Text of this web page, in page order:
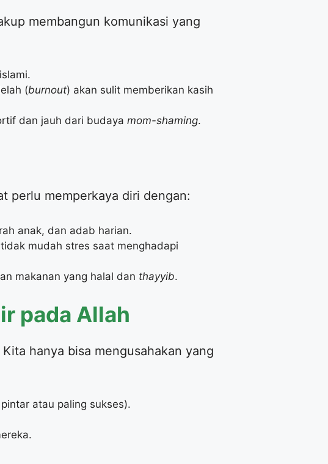
membangun komunikasi yang
(burnout) akan sulit memberikan kasih
dan jauh dari budaya mom-shaming.
perlu memperkaya diri dengan:
anak, dan adab harian.
mudah stres saat menghadapi
makanan yang halal dan thayyib.
pada Allah
hanya bisa mengusahakan yang
atau paling sukses).